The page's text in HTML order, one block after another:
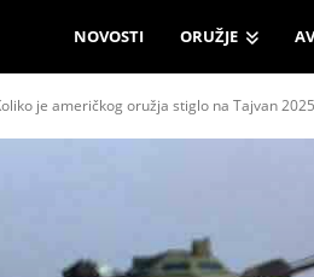
NOVOSTI ORUŽJE
je američkog oružja stiglo na Tajvan